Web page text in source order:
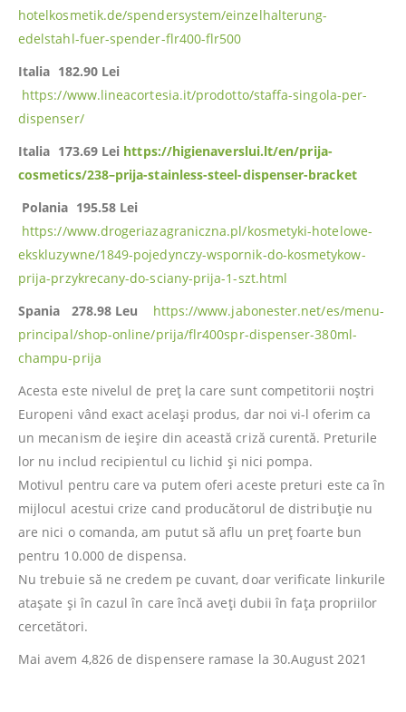
hotelkosmetik.de/spendersystem/einzelhalterung-
edelstahl-fuer-spender-flr400-flr500
Italia 182.90 Lei
https://www.lineacortesia.it/prodotto/staffa-singola-per-
dispenser/
Italia 173.69 Lei https://higienaverslui.lt/en/prija-
cosmetics/238–prija-stainless-steel-dispenser-bracket
Polania 195.58 Lei
https://www.drogeriazagraniczna.pl/kosmetyki-hotelowe-
ekskluzywne/1849-pojedynczy-wspornik-do-kosmetykow-
prija-przykrecany-do-sciany-prija-1-szt.html
Spania 278.98 Leu
https://www.jabonester.net/es/menu-
principal/shop-online/prija/flr400spr-dispenser-380ml-
champu-prija
Acesta este nivelul de preț la care sunt competitorii noștri
Europeni vând exact același produs, dar noi vi-l oferim ca
un mecanism de ieșire din această criză curentă. Preturile
lor nu includ recipientul cu lichid și nici pompa.
Motivul pentru care va putem oferi aceste preturi este ca în
mijlocul acestui crize cand producătorul de distribuție nu
are nici o comanda, am putut să aflu un preț foarte bun
pentru 10.000 de dispensa.
Nu trebuie să ne credem pe cuvant, doar verificate linkurile
atașate și în cazul în care încă aveți dubii în fața propriilor
cercetători.
Mai avem 4,826 de dispensere ramase la 30.August 2021